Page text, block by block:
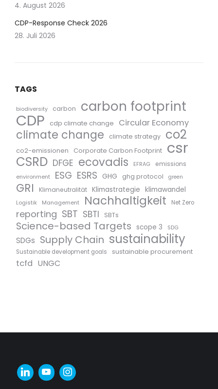
4. August 2026
CDP-Response Check 2026
28. Juli 2026
TAGS
biodiversity carbon carbon footprint
CDP cdp climate change Circular Economy
climate change climate strategy co2
co2-emissionen Corporate Carbon Footprint csr
CSRD DFGE ecovadis EFRAG emissions
environment ESG ESRS GHG ghg protocol green
GRI Klimaneutralität Klimastrategie klimawandel
Logistik Management Nachhaltigkeit Net Zero
reporting SBT SBTI SBTs
Science-based Targets scope 3 SDG
SDGs Supply Chain sustainability
Sustainable development goals sustainable procurement
tcfd UNGC